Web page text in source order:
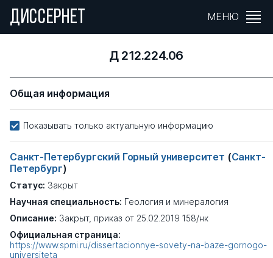
ДИССЕРНЕТ МЕНЮ
Д 212.224.06
Общая информация
Показывать только актуальную информацию
Санкт-Петербургский Горный университет (Санкт-
Петербург)
Статус: Закрыт
Научная специальность: Геология и минералогия
Описание: Закрыт, приказ от 25.02.2019 158/нк
Официальная страница:
https://www.spmi.ru/dissertacionnye-sovety-na-baze-gornogo-
universiteta